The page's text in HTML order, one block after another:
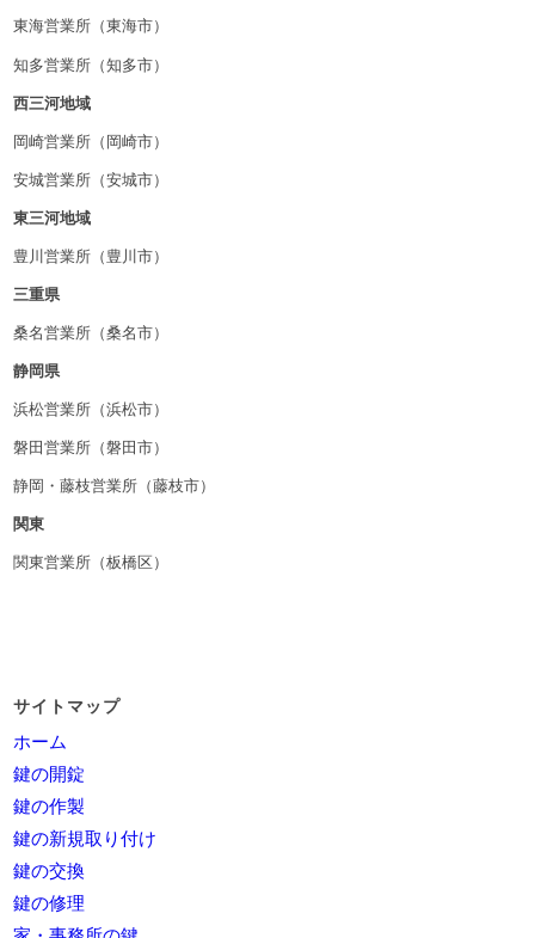
東海営業所（東海市）
知多営業所（知多市）
西三河地域
岡崎営業所（岡崎市）
安城営業所（安城市）
東三河地域
豊川営業所（豊川市）
三重県
桑名営業所（桑名市）
静岡県
浜松営業所（浜松市）
磐田営業所（磐田市）
静岡・藤枝営業所（藤枝市）
関東
関東営業所（板橋区）
サイトマップ
ホーム
鍵の開錠
鍵の作製
鍵の新規取り付け
鍵の交換
鍵の修理